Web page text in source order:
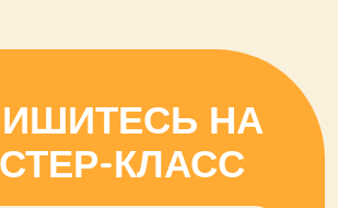
НА
КЛАСС